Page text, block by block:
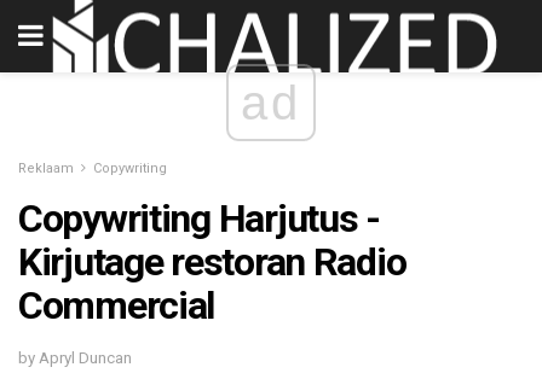
ad
Reklaam Copywriting
Copywriting Harjutus -
Kirjutage restoran Radio
Commercial
by Apryl Duncan